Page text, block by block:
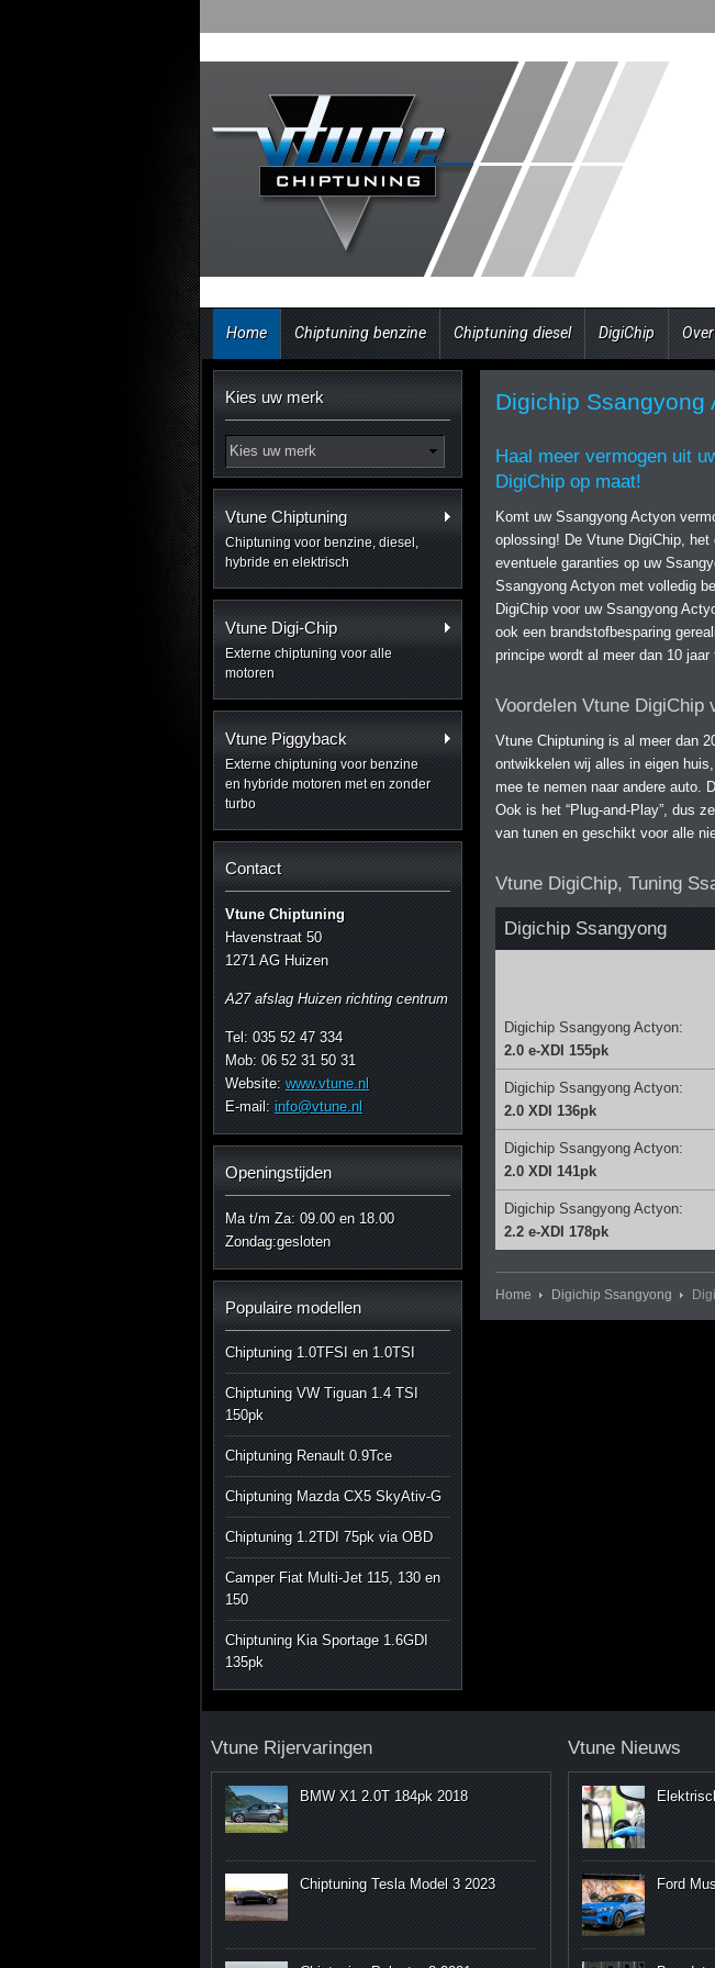
Home Chiptuning benzine Chiptuning diesel DigiChip
Kies uw merk
Vtune Chiptuning
Chiptuning voor benzine, diesel,
hybride en elektrisch
Vtune Digi-Chip
Externe chiptuning voor alle
motoren
Vtune Piggyback
Externe chiptuning voor benzine
en hybride motoren met en zonder
turbo
Contact
Vtune Chiptuning
Havenstraat 50
1271 AG Huizen
A27 afslag Huizen richting centrum
Tel: 035 52 47 334
Mob: 06 52 31 50 31
Website: www.vtune.nl
E-mail: info@vtune.nl
Openingstijden
Ma t/m Za: 09.00 en 18.00
Zondag:gesloten
Populaire modellen
Chiptuning 1.0TFSI en 1.0TSI
Chiptuning VW Tiguan 1.4 TSI
150pk
Chiptuning Renault 0.9Tce
Chiptuning Mazda CX5 SkyAtiv-G
Chiptuning 1.2TDI 75pk via OBD
Camper Fiat Multi-Jet 115, 130 en
150
Chiptuning Kia Sportage 1.6GDI
135pk
Digichip Ssangyong
Haal meer vermogen uit
DigiChip op maat!
Komt uw Ssangyong Actyon
oplossing! De Vtune DigiChip,
eventuele garanties op uw
Ssangyong Actyon met volledig
DigiChip voor uw Ssangyong
ook een brandstofbesparing
principe wordt al meer dan 10
Voordelen Vtune DigiChip
Vtune Chiptuning is al meer dan
ontwikkelen wij alles in eigen
mee te nemen naar andere auto.
Ook is het “Plug-and-Play”, dus
van tunen en geschikt voor alle
Vtune DigiChip, Tuning
Digichip Ssangyong
Digichip Ssangyong Actyon:
2.0 e-XDI 155pk
Digichip Ssangyong Actyon:
2.0 XDI 136pk
Digichip Ssangyong Actyon:
2.0 XDI 141pk
Digichip Ssangyong Actyon:
2.2 e-XDI 178pk
Home Digichip Ssangyong
Vtune Rijervaringen
BMW X1 2.0T 184pk 2018
Chiptuning Tesla Model 3 2023
Vtune Nieuws
Ford